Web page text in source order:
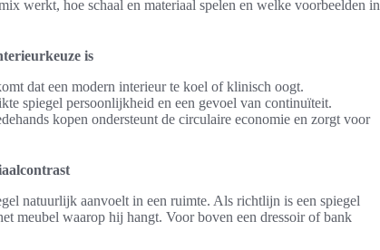
werkt, hoe schaal en materiaal spelen en welke voorbeelden in
is
dat een modern interieur te koel of klinisch oogt.
spiegel persoonlijkheid en een gevoel van continuïteit.
kopen ondersteunt de circulaire economie en zorgt voor
natuurlijk aanvoelt in een ruimte. Als richtlijn is een spiegel
meubel waarop hij hangt. Voor boven een dressoir of bank